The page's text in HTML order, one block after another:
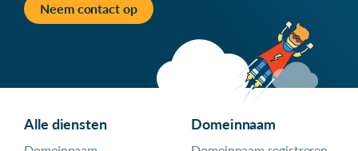
Neem contact op
Alle diensten Domeinnaam